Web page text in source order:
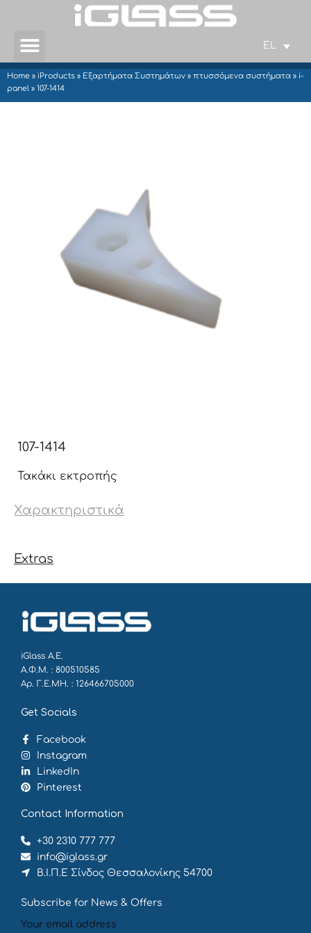
EL
Home » iProducts » Εξαρτήματα Συστημάτων » πτυσσόμενα συστήματα » i-
panel » 107-1414
107-1414
Τακάκι εκτροπής
Χαρακτηριστικά
Extras
iGlass Α.Ε.
Α.Φ.Μ. : 800510585
Αρ. Γ.Ε.ΜΗ. : 126466705000
Get Socials
Facebook
Instagram
LinkedIn
Pinterest
Contact Information
+30 2310 777 777
info@iglass.gr
Β.Ι.Π.Ε Σίνδος Θεσσαλονίκης 54700
Subscribe for News & Offers